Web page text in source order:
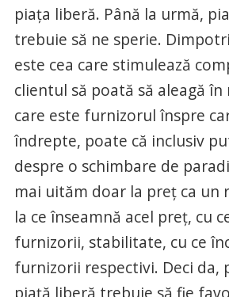
piața liberă. Până la urmă,
trebuie să ne sperie.
este cea care stimulează
clientul să poată să aleagă
care este furnizorul înspre
îndrepte, poate că inclusiv
despre o schimbare de
mai uităm doar la preț ca un
la ce înseamnă acel preț, cu
furnizorii, stabilitate, cu ce
furnizorii respectivi. Deci da,
piață liberă trebuie să fie